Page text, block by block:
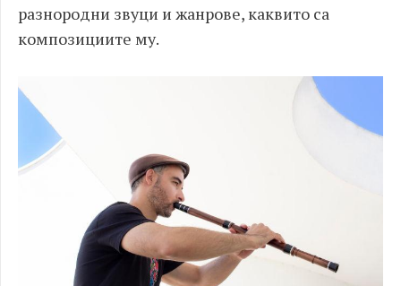
разнородни звуци и жанрове, каквито са
композициите му.